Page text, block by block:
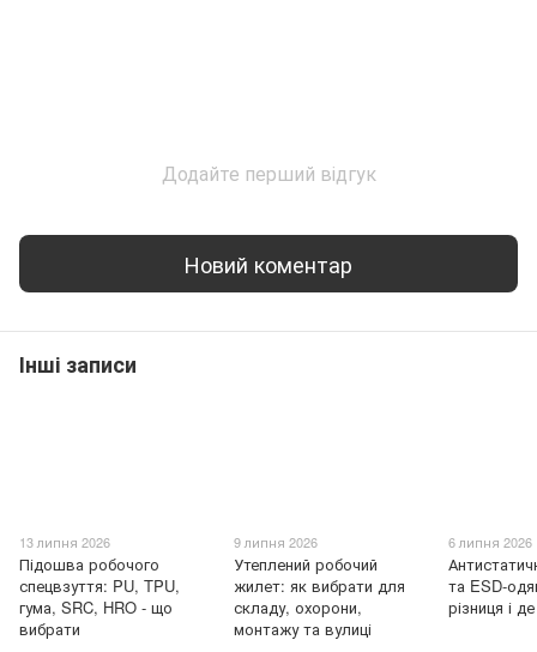
Додайте перший відгук
Новий коментар
Інші записи
13 липня 2026
Підошва робочого
спецвзуття: PU, TPU,
гума, SRC, HRO - що
вибрати
9 липня 2026
Утеплений робочий
жилет: як вибрати для
складу, охорони,
монтажу та вулиці
6 липня 2026
та ESD-
різниця і